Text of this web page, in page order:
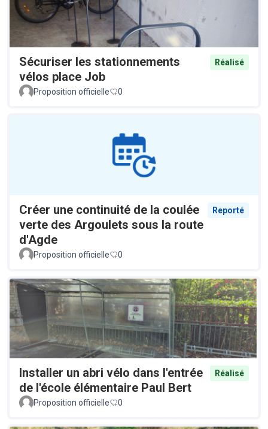
Sécuriser les stationnements
vélos place Job
Réalisé
Proposition officielle 0
Créer une continuité de la coulée
verte des Argoulets sous la route
d'Agde
Reporté
Proposition officielle 0
Installer un abri vélo dans l'entrée
de l'école élémentaire Paul Bert
Réalisé
Proposition officielle 0